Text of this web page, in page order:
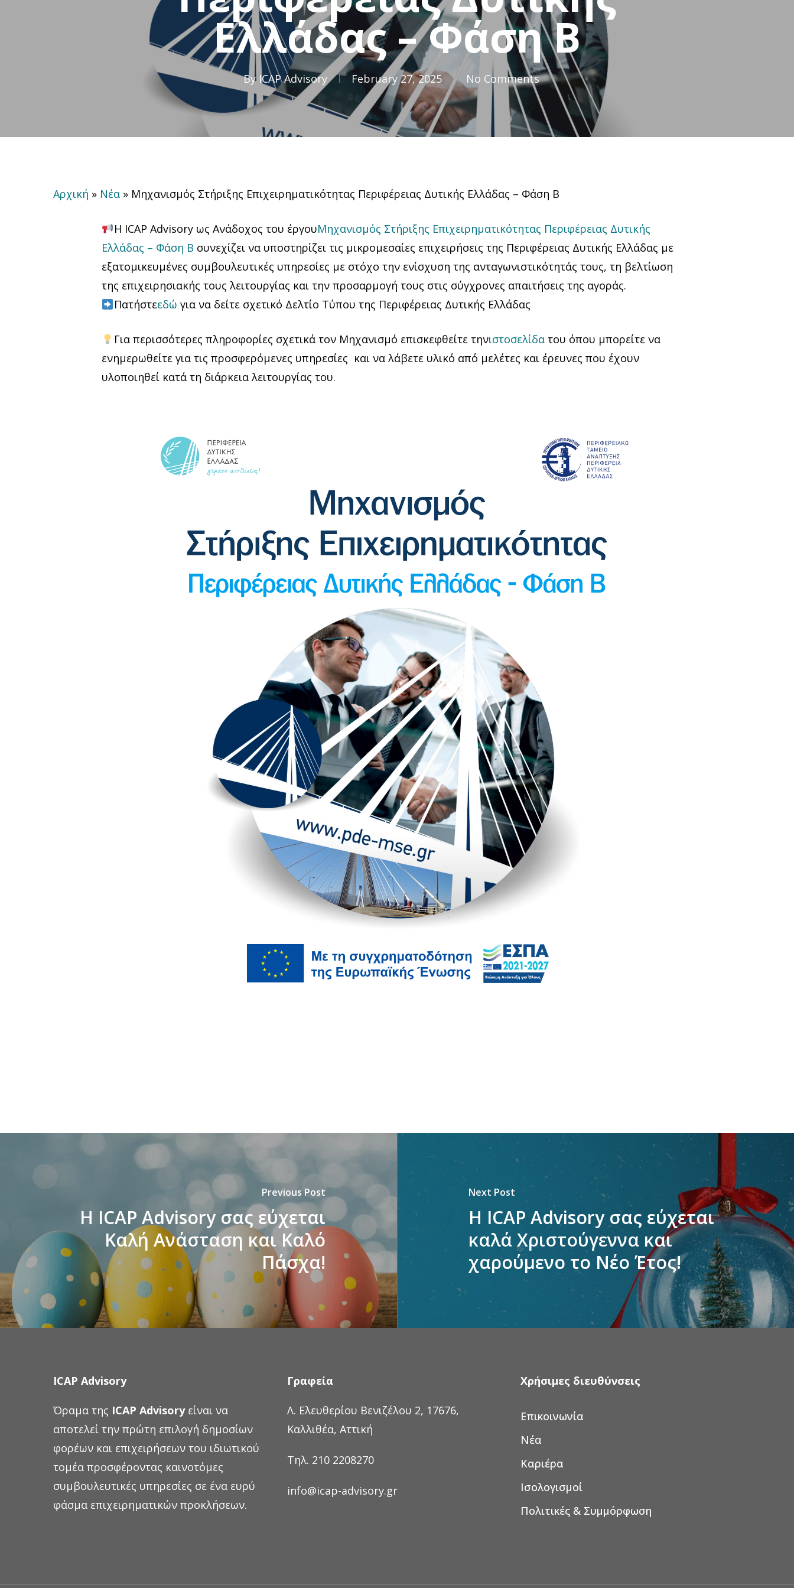
Ελλάδας – Φάση Β
By ICAP Advisory February 27, 2025 No Comments
Αρχική » Νέα » Μηχανισμός Στήριξης Επιχειρηματικότητας Περιφέρειας Δυτικής Ελλάδας – Φάση Β
Η ICAP Advisory ως Ανάδοχος του έργουΜηχανισμός Στήριξης Επιχειρηματικότητας Περιφέρειας Δυτικής
Ελλάδας – Φάση Β συνεχίζει να υποστηρίζει τις μικρομεσαίες επιχειρήσεις της Περιφέρειας Δυτικής Ελλάδας με
εξατομικευμένες συμβουλευτικές υπηρεσίες με στόχο την ενίσχυση της ανταγωνιστικότητάς τους, τη βελτίωση
της επιχειρησιακής τους λειτουργίας και την προσαρμογή τους στις σύγχρονες απαιτήσεις της αγοράς.
Πατήστεεδώ για να δείτε σχετικό Δελτίο Τύπου της Περιφέρειας Δυτικής Ελλάδας
Για περισσότερες πληροφορίες σχετικά τον Μηχανισμό επισκεφθείτε τηνιστοσελίδατου όπου μπορείτε να
ενημερωθείτε για τις προσφερόμενες υπηρεσίες και να λάβετε υλικό από μελέτες και έρευνες που έχουν
υλοποιηθεί κατά τη διάρκεια λειτουργίας του.
Previous Post
H ICAP Advisory σας εύχεται
Καλή Ανάσταση και Καλό
Πάσχα!
Next Post
H ICAP Advisory σας εύχεται
καλά Χριστούγεννα και
χαρούμενο το Νέο Έτος!
ICAP Advisory
Όραμα της ICAP Advisoryείναι να
αποτελεί την πρώτη επιλογή δημοσίων
φορέων και επιχειρήσεων του ιδιωτικού
τομέα προσφέροντας καινοτόμες
συμβουλευτικές υπηρεσίες σε ένα ευρύ
φάσμα επιχειρηματικών προκλήσεων.
Γραφεία
Λ. Ελευθερίου Βενιζέλου 2, 17676,
Καλλιθέα, Αττική
Τηλ. 210 2208270
info@icap-advisory.gr
Χρήσιμες διευθύνσεις
Επικοινωνία
Νέα
Καριέρα
Ισολογισμοί
Πολιτικές & Συμμόρφωση